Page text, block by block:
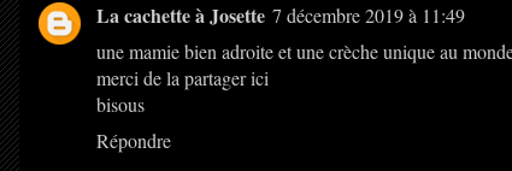
La cachette à Josette 7 décembre 2019 à 11:49
une mamie bien adroite et une crèche unique au
merci de la partager ici
bisous
Répondre